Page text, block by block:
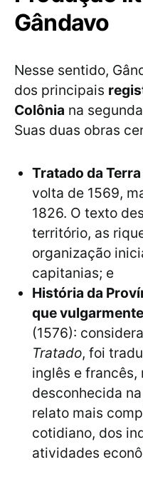
Gândavo
Nesse sentido,
dos principais
Colônia na
Suas duas obras
Tratado da
volta de 1569,
1826. O texto
território, as
organização
capitanias; e
História da
que
(1576):
Tratado, foi
inglês e
desconhecida
relato mais
cotidiano, dos
atividades